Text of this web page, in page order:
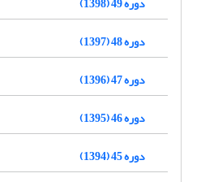
دوره 48 (1397)
دوره 47 (1396)
دوره 46 (1395)
دوره 45 (1394)